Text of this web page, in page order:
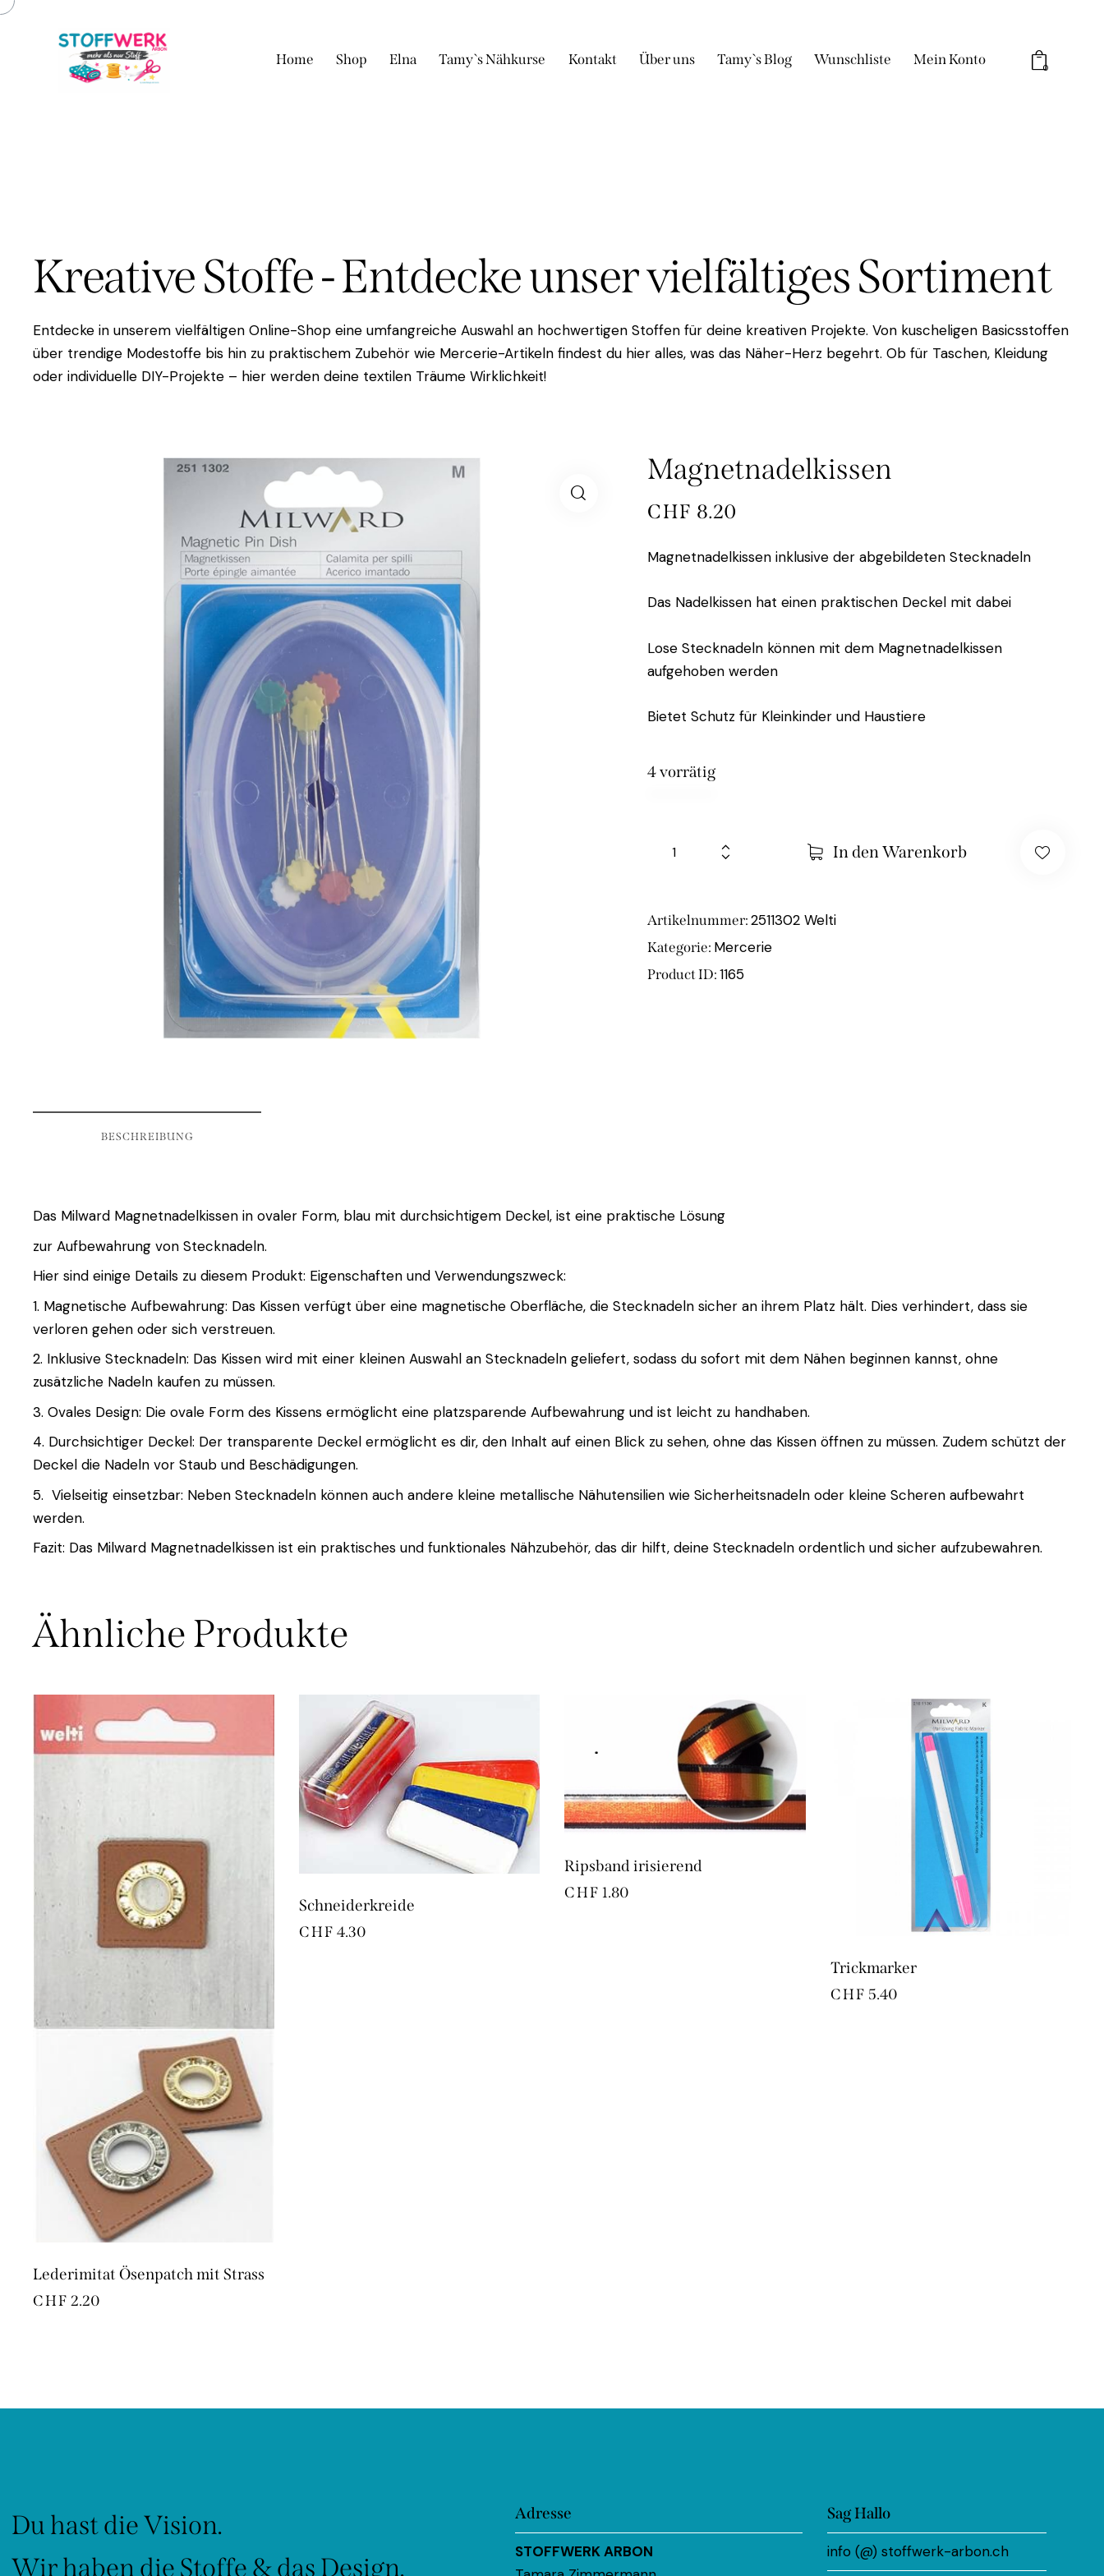
Home Shop Elna Tamy`s Nähkurse Kontakt Über uns Tamy`s Blog Wunschliste Mein Konto 0
Kreative Stoffe - Entdecke unser vielfältiges Sortiment
Entdecke in unserem vielfältigen Online-Shop eine umfangreiche Auswahl an hochwertigen Stoffen für deine kreativen Projekte. Von kuscheligen Basicsstoffen
über trendige Modestoffe bis hin zu praktischem Zubehör wie Mercerie-Artikeln findest du hier alles, was das Näher-Herz begehrt. Ob für Taschen, Kleidung
oder individuelle DIY-Projekte – hier werden deine textilen Träume Wirklichkeit!
Magnetnadelkissen
CHF 8.20
Magnetnadelkissen inklusive der abgebildeten Stecknadeln
Das Nadelkissen hat einen praktischen Deckel mit dabei
Lose Stecknadeln können mit dem Magnetnadelkissen
aufgehoben werden
Bietet Schutz für Kleinkinder und Haustiere
4 vorrätig
In den Warenkorb
Artikelnummer:2511302 Welti
Kategorie: Mercerie
Product ID:1165
BESCHREIBUNG
Das Milward Magnetnadelkissen in ovaler Form, blau mit durchsichtigem Deckel, ist eine praktische Lösung
zur Aufbewahrung von Stecknadeln.
Hier sind einige Details zu diesem Produkt: Eigenschaften und Verwendungszweck:
1. Magnetische Aufbewahrung: Das Kissen verfügt über eine magnetische Oberfläche, die Stecknadeln sicher an ihrem Platz hält. Dies verhindert, dass sie
verloren gehen oder sich verstreuen.
2. Inklusive Stecknadeln: Das Kissen wird mit einer kleinen Auswahl an Stecknadeln geliefert, sodass du sofort mit dem Nähen beginnen kannst, ohne
zusätzliche Nadeln kaufen zu müssen.
3. Ovales Design: Die ovale Form des Kissens ermöglicht eine platzsparende Aufbewahrung und ist leicht zu handhaben.
4. Durchsichtiger Deckel: Der transparente Deckel ermöglicht es dir, den Inhalt auf einen Blick zu sehen, ohne das Kissen öffnen zu müssen. Zudem schützt der
Deckel die Nadeln vor Staub und Beschädigungen.
5. Vielseitig einsetzbar: Neben Stecknadeln können auch andere kleine metallische Nähutensilien wie Sicherheitsnadeln oder kleine Scheren aufbewahrt
werden.
Fazit: Das Milward Magnetnadelkissen ist ein praktisches und funktionales Nähzubehör, das dir hilft, deine Stecknadeln ordentlich und sicher aufzubewahren.
Ähnliche Produkte
Lederimitat Ösenpatch mit Strass
CHF 2.20
Schneiderkreide
CHF 4.30
Ripsband irisierend
CHF 1.80
Trickmarker
CHF 5.40
Du hast die Vision.
Wir haben die Stoffe & das Design.
Adresse
STOFFWERK ARBON
Sag Hallo
info (@) stoffwerk-arbon.ch